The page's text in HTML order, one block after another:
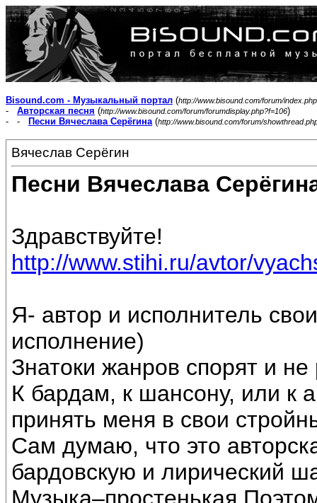
Bisound.com - Музыкальный портал (http://www.bisound.com/forum/index.php
- Авторская песня (http://www.bisound.com/forum/forumdisplay.php?f=106)
- -
Песни Вячеслава Серёгина(http://www.bisound.com/forum/
Вячеслав Серёгин
Песни Вячеслава
Здравствуйте!
http://www.stihi.ru/avtor/
Я- автор и исполнитель
исполнение)
Знатоки жанров спорят и
К бардам, к шансону, или к
принять меня в свои
Сам думаю, что это
бардовскую и лирический